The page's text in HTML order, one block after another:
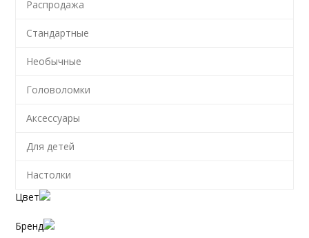
Распродажа
Стандартные
Необычные
Головоломки
Аксессуары
Для детей
Настолки
Цвет
Бренд